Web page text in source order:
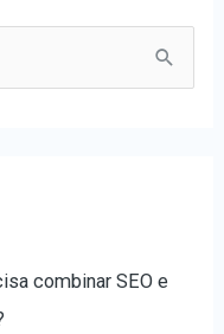
combinar SEO e